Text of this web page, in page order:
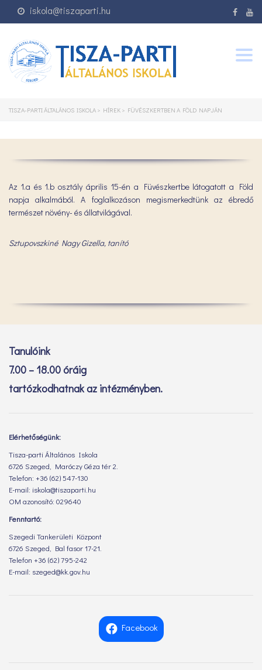
iskola@tiszaparti.hu
TISZA-PARTI ÁLTALÁNOS ISKOLA > HÍREK > FÜVÉSZKERTBEN A FÖLD NAPJÁN
Az 1.a és 1.b osztály április 15-én a Füvészkertbe látogatott a Föld
napja alkalmából. A foglalkozáson megismerkedtünk az ébredő
természet növény- és állatvilágával.
Sztupovszkiné Nagy Gizella, tanító
Tanulóink
7.00 – 18.00 óráig
tartózkodhatnak az intézményben.
Elérhetőségünk:
Tisza-parti Általános Iskola
6726 Szeged, Maróczy Géza tér 2.
Telefon: +36 (62) 547-130
E-mail: iskola@tiszaparti.hu
OM azonosító: 029640
Fenntartó:
Szegedi Tankerületi Központ
6726 Szeged, Bal fasor 17-21.
Telefon +36 (62) 795-242
E-mail: szeged@kk.gov.hu
Facebook